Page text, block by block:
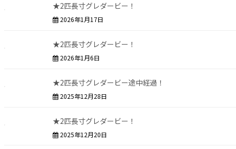
★2匹長寸グレダービー！
2026年1月17日
★2匹長寸グレダービー！
2026年1月6日
★2匹長寸グレダービー途中経過！
2025年12月28日
★2匹長寸グレダービー！
2025年12月20日